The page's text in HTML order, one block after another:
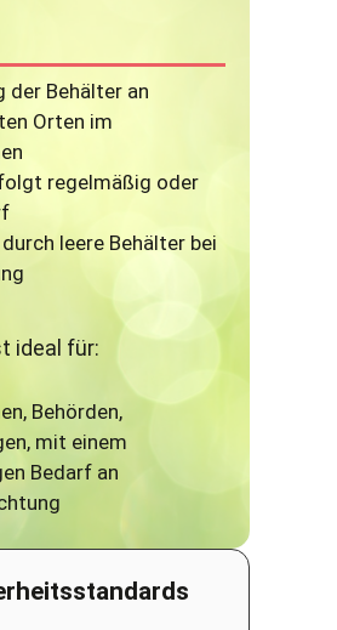
der Behälter an
Orten im
regelmäßig oder
leere Behälter bei
ideal für:
Behörden,
mit einem
Bedarf an